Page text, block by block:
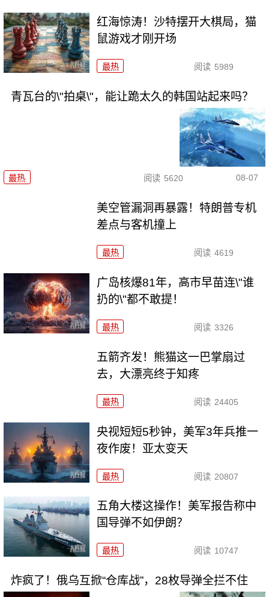
红海惊涛！沙特摆开大棋局，猫
鼠游戏才刚开场
最热 阅读 5989
青瓦台的\"拍桌\"，能让跪太久的韩国站起来吗？
最热 阅读 5620 08-07
美空管漏洞再暴露！特朗普专机
差点与客机撞上
最热 阅读 4619
广岛核爆81年，高市早苗连\"谁
扔的\"都不敢提！
最热 阅读 3326
五箭齐发！熊猫这一巴掌扇过
去，大漂亮终于知疼
最热 阅读 24405
央视短短5秒钟，美军3年兵推一
夜作废！亚太变天
最热 阅读 20807
五角大楼这操作！美军报告称中
国导弹不如伊朗？
最热 阅读 10747
炸疯了！俄乌互掀“仓库战”，28枚导弹全拦不住